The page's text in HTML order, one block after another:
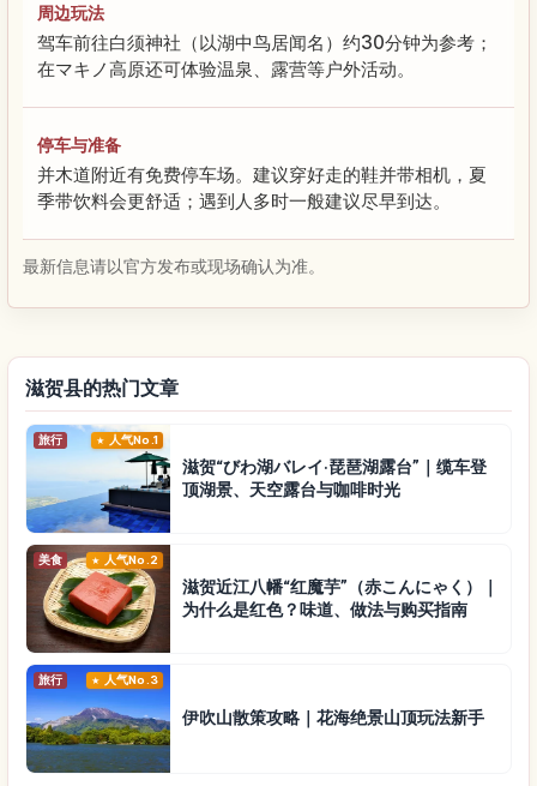
周边玩法
驾车前往白须神社（以湖中鸟居闻名）约30分钟为参考；
在マキノ高原还可体验温泉、露营等户外活动。
停车与准备
并木道附近有免费停车场。建议穿好走的鞋并带相机，夏
季带饮料会更舒适；遇到人多时一般建议尽早到达。
最新信息请以官方发布或现场确认为准。
滋贺县的热门文章
旅行 人气No.1
滋贺“びわ湖バレイ·琵琶湖露台”｜缆车登
顶湖景、天空露台与咖啡时光
美食 人气No.2
滋贺近江八幡“红魔芋”（赤こんにゃく）｜
为什么是红色？味道、做法与购买指南
旅行 人气No.3
伊吹山散策攻略｜花海绝景山顶玩法新手